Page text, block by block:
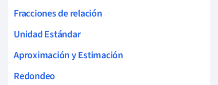
Fracciones de relación
Unidad Estándar
Aproximación y Estimación
Redondeo